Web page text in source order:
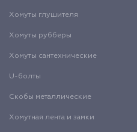
Хомуты глушителя
Хомуты рубберы
Хомуты сантехнические
U-болты
Скобы металлические
Хомутная лента и замки